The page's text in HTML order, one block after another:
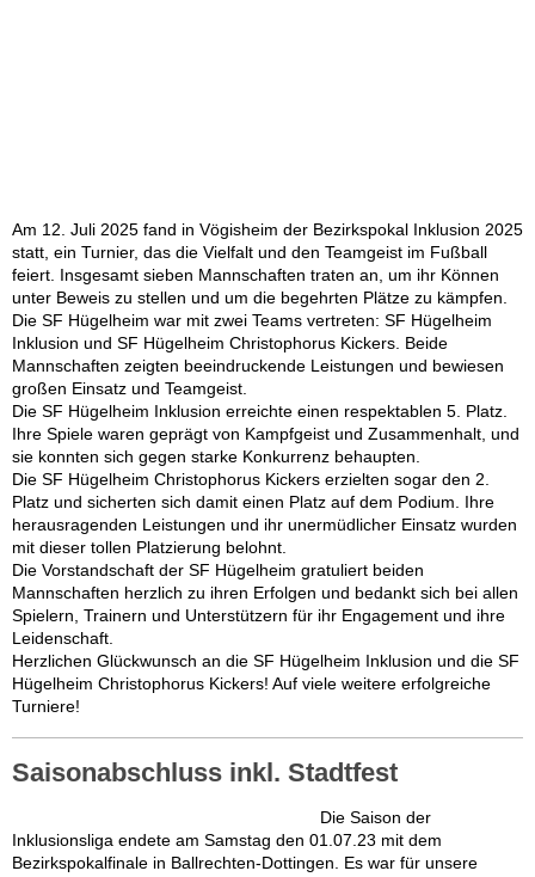
Am 12. Juli 2025 fand in Vögisheim der Bezirkspokal Inklusion 2025
statt, ein Turnier, das die Vielfalt und den Teamgeist im Fußball
feiert. Insgesamt sieben Mannschaften traten an, um ihr Können
unter Beweis zu stellen und um die begehrten Plätze zu kämpfen.
Die SF Hügelheim war mit zwei Teams vertreten: SF Hügelheim
Inklusion und SF Hügelheim Christophorus Kickers. Beide
Mannschaften zeigten beeindruckende Leistungen und bewiesen
großen Einsatz und Teamgeist.
Die SF Hügelheim Inklusion erreichte einen respektablen 5. Platz.
Ihre Spiele waren geprägt von Kampfgeist und Zusammenhalt, und
sie konnten sich gegen starke Konkurrenz behaupten.
Die SF Hügelheim Christophorus Kickers erzielten sogar den 2.
Platz und sicherten sich damit einen Platz auf dem Podium. Ihre
herausragenden Leistungen und ihr unermüdlicher Einsatz wurden
mit dieser tollen Platzierung belohnt.
Die Vorstandschaft der SF Hügelheim gratuliert beiden
Mannschaften herzlich zu ihren Erfolgen und bedankt sich bei allen
Spielern, Trainern und Unterstützern für ihr Engagement und ihre
Leidenschaft.
Herzlichen Glückwunsch an die SF Hügelheim Inklusion und die SF
Hügelheim Christophorus Kickers! Auf viele weitere erfolgreiche
Turniere!
Saisonabschluss inkl. Stadtfest
Die Saison der
Inklusionsliga endete am Samstag den 01.07.23 mit dem
Bezirkspokalfinale in Ballrechten-Dottingen. Es war für unsere